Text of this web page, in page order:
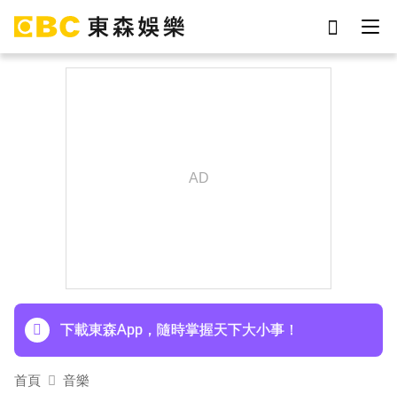
下載東森App，隨時掌握天下大小事！
首頁 音樂